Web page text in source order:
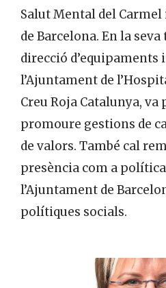
Salut Mental del
de Barcelona. En la
direcció d’equipaments
l’Ajuntament de
Creu Roja Catalunya,
promoure gestions de
de valors. També cal
presència com a
l’Ajuntament de
polítiques socials.